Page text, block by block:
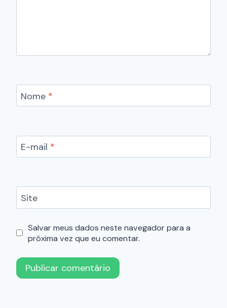
Nome *
E-mail *
Site
Salvar meus dados neste navegador para a
próxima vez que eu comentar.